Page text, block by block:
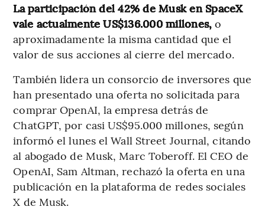
La participación del 42% de Musk en SpaceX
vale actualmente US$136.000 millones, o
aproximadamente la misma cantidad que el
valor de sus acciones al cierre del mercado.
También lidera un consorcio de inversores que
han presentado una oferta no solicitada para
comprar OpenAI, la empresa detrás de
ChatGPT, por casi US$95.000 millones, según
informó el lunes el Wall Street Journal, citando
al abogado de Musk, Marc Toberoff. El CEO de
OpenAI, Sam Altman, rechazó la oferta en una
publicación en la plataforma de redes sociales
X de Musk.